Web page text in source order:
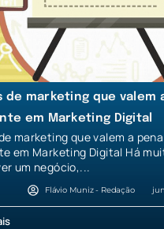
de marketing que valem
em Marketing Digital
marketing que valem a
em Marketing Digital Há
um negócio,...
Flávio Muniz - Redação